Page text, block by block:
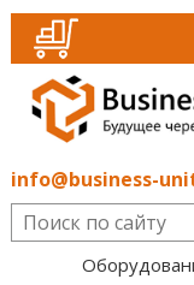
info@business-